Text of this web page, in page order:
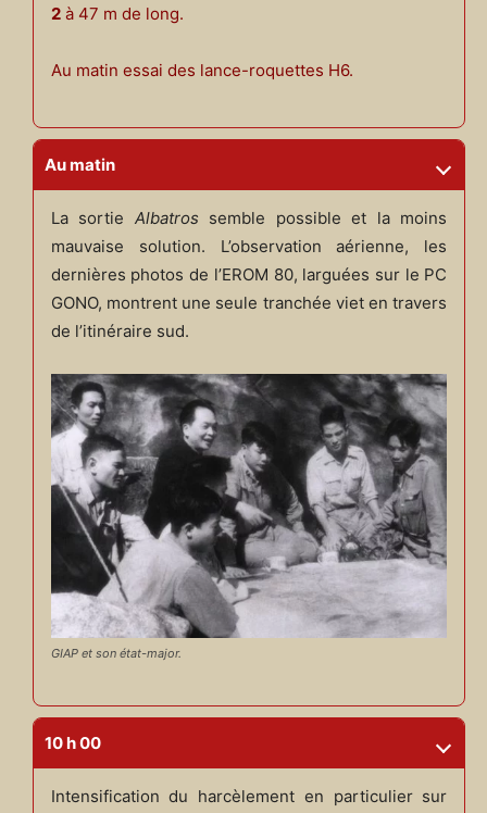
2à 47 m de long.
Au matin essai des lance-roquettes H6.
Au matin
La sortie Albatros semble possible et la moins
mauvaise solution. L’observation aérienne, les
dernières photos de l’EROM 80, larguées sur le PC
GONO, montrent une seule tranchée viet en travers
de l’itinéraire sud.
GIAP et son état-major.
10 h 00
Intensification du harcèlement en particulier sur